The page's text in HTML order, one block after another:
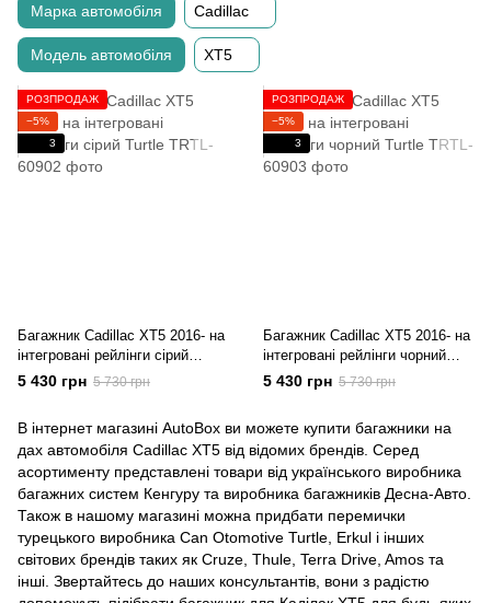
Марка автомобіля Cadillac
Модель автомобіля XT5
РОЗПРОДАЖ
−5%
3
Багажник Cadillac XT5 2016- на
інтегровані рейлінги cірий
Turtle
5 430 грн 5 730 грн
РОЗПРОДАЖ
−5%
3
Багажник Cadillac XT5 2016- на
інтегровані рейлінги чорний
Turtle
5 430 грн 5 730 грн
В інтернет магазині AutoBox ви можете купити багажники на
дах автомобіля Cadillac XT5 від відомих брендів. Серед
асортименту представлені товари від українського виробника
багажних систем Кенгуру та виробника багажників Десна-Авто.
Також в нашому магазині можна придбати перемички
турецького виробника Can Otomotive Turtle, Erkul і інших
світових брендів таких як Cruze, Thule, Terra Drive, Amos та
інші. Звертайтесь до наших консультантів, вони з радістю